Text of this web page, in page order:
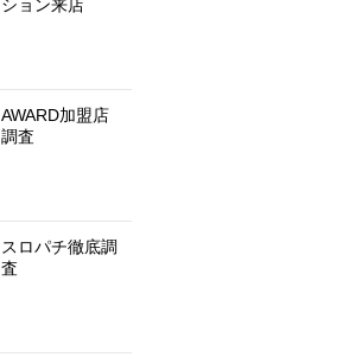
ション来店
AWARD加盟店
調査
スロパチ徹底調
査